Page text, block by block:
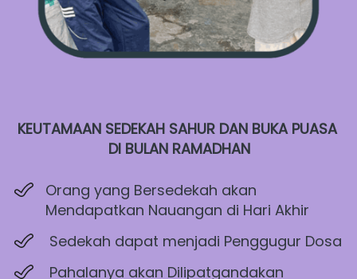
KEUTAMAAN SEDEKAH SAHUR DAN BUKA PUASA
DI BULAN RAMADHAN
Orang yang Bersedekah akan
Mendapatkan Nauangan di Hari Akhir
Sedekah dapat menjadi Penggugur Dosa
Pahalanya akan Dilipatgandakan